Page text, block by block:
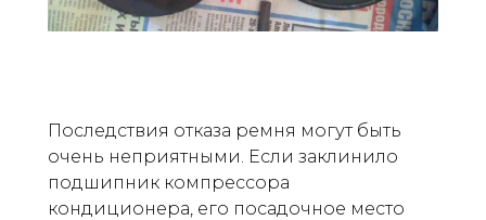
Последствия отказа ремня могут быть
очень неприятными. Если заклинило
подшипник компрессора
кондиционера, его посадочное место